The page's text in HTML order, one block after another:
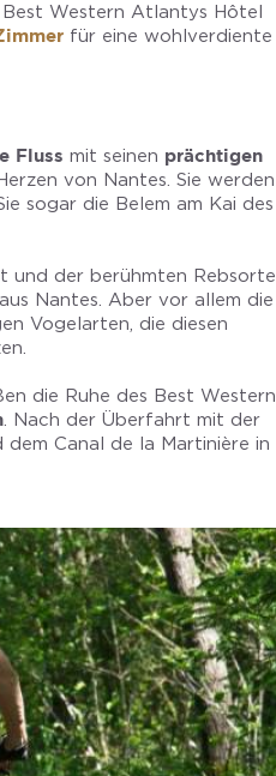
Best Western Atlantys Hôtel
für eine wohlverdiente
Fluss mit seinen prächtigen
von Nantes. Sie werden
sogar die Belem am Kai des
und der berühmten Rebsorte
Nantes. Aber vor allem die
Vogelarten, die diesen
die Ruhe des Best Western
. Nach der Überfahrt mit der
Canal de la Martinière in